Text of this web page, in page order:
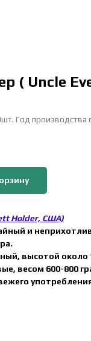
( Uncle
Год производства
Holder, США)
и
высотой около
весом 600-800